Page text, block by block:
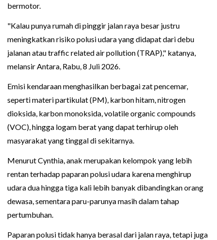
bermotor.
"Kalau punya rumah di pinggir jalan raya besar justru
meningkatkan risiko polusi udara yang didapat dari debu
jalanan atau traffic related air pollution (TRAP)," katanya,
melansir Antara, Rabu, 8 Juli 2026.
Emisi kendaraan menghasilkan berbagai zat pencemar,
seperti materi partikulat (PM), karbon hitam, nitrogen
dioksida, karbon monoksida, volatile organic compounds
(VOC), hingga logam berat yang dapat terhirup oleh
masyarakat yang tinggal di sekitarnya.
Menurut Cynthia, anak merupakan kelompok yang lebih
rentan terhadap paparan polusi udara karena menghirup
udara dua hingga tiga kali lebih banyak dibandingkan orang
dewasa, sementara paru-parunya masih dalam tahap
pertumbuhan.
Paparan polusi tidak hanya berasal dari jalan raya, tetapi juga